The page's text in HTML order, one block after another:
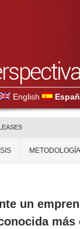
English
METODOLOGÍA
un